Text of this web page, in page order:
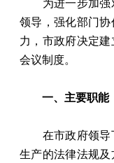
领导，强化部门
力，市政府决定
会议制度。
一、主要职能
在市政府领导
生产的法律法规